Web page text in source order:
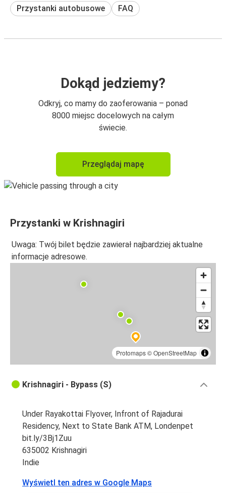
Przystanki autobusowe FAQ
Dokąd jedziemy?
Odkryj, co mamy do zaoferowania – ponad
8000 miejsc docelowych na całym
świecie.
Przeglądaj mapę
Przystanki w Krishnagiri
Uwaga: Twój bilet będzie zawierał najbardziej aktualne
informacje adresowe.
Protomaps©OpenStreetMap
Krishnagiri - Bypass (S)
Under Rayakottai Flyover, Infront of Rajadurai
Residency, Next to State Bank ATM, Londenpet
bit.ly/3Bj1Zuu
635002 Krishnagiri
Indie
Wyświetl ten adres w Google Maps